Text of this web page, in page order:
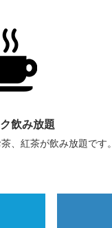
ク飲み放題
、紅茶が飲み放題です。